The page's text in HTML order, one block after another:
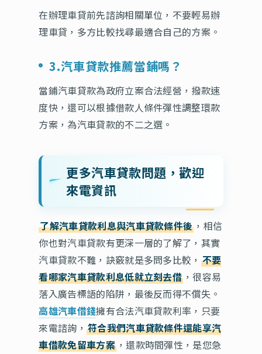
在辦理車貸前先諮詢相關單位，不要輕易辦
理車貸，多方比較找尋最適合自己的方案。
3.汽車貸款推薦當鋪嗎？
當鋪汽車貸款為政府立案合法經營，撥款速
度快，還可以根據借款人條件彈性調整環款
方案，為汽車貸款的不二之選。
更多汽車貸款問題，歡迎
來電資訊
了解汽車貸款利息與汽車貸款條件後 ，相信
你也對汽車貸款有更深一層的了解了，其實
汽車貸款不難，訣竅就是多問多比較， 不要
看哪家汽車貸款利息低就立刻去借 ，很容易
落入廣告標語的陷阱，最後反而得不償失。
高雄汽車借錢擁有合法汽車貸款利率，只要
來電諮詢， 符合我們汽車貸款條件還能享汽
車借款免留車方案，還款時間彈性，是您急